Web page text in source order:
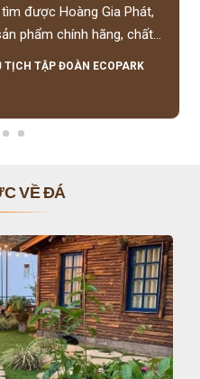
được Hoàng Gia Phát,
phẩm chính hãng, chất
hỗ trợ tận tình.
TỊCH TẬP ĐOÀN ECOPARK
VỀ ĐÁ